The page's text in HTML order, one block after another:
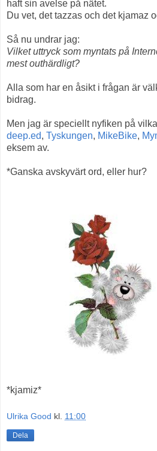
haft sin avelse på nätet.
Du vet, det tazzas och det kjamaz
Så nu undrar jag:
Vilket uttryck som myntats på
mest outhärdligt?
Alla som har en åsikt i frågan är
bidrag.
Men jag är speciellt nyfiken på
deep.ed, Tyskungen, MikeBike,
eksem av.
*Ganska avskyvärt ord, eller hur?
*kjamiz*
Ulrika Good kl. 11:00
Dela